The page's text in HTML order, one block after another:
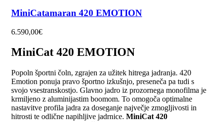
MiniCatamaran 420 EMOTION
6.590,00€
MiniCat 420 EMOTION
Popoln športni čoln, zgrajen za užitek hitrega jadranja. 420
Emotion ponuja pravo športno izkušnjo, preseneča pa tudi s
svojo vsestranskostjo. Glavno jadro iz prozornega monofilma je
krmiljeno z aluminijastim boomom. To omogoča optimalne
nastavitve profila jadra za doseganje največje zmogljivosti in
hitrosti te odlične napihljive jadrnice. MiniCat 420